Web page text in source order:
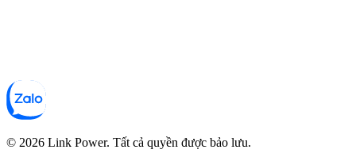
© 2026 Link Power. Tất cả quyền được bảo lưu.